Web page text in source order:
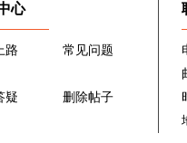
心
路 常见问题
疑 删除帖子